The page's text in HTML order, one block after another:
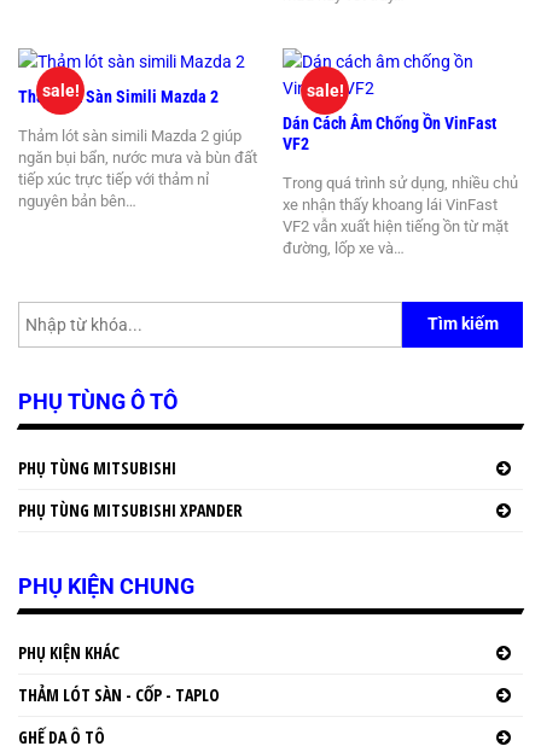
Thảm Lót Sàn Simili Mazda 2
Thảm lót sàn simili Mazda 2 giúp
ngăn bụi bẩn, nước mưa và bùn đất
tiếp xúc trực tiếp với thảm nỉ
nguyên bản bên…
sale!
Dán Cách Âm Chống Ồn VinFast
VF2
Trong quá trình sử dụng, nhiều chủ
xe nhận thấy khoang lái VinFast
VF2 vẫn xuất hiện tiếng ồn từ mặt
đường, lốp xe và…
sale!
Tìm kiếm
PHỤ TÙNG Ô TÔ
PHỤ TÙNG MITSUBISHI
PHỤ TÙNG MITSUBISHI XPANDER
PHỤ KIỆN CHUNG
PHỤ KIỆN KHÁC
THẢM LÓT SÀN - CỐP - TAPLO
GHẾ DA Ô TÔ